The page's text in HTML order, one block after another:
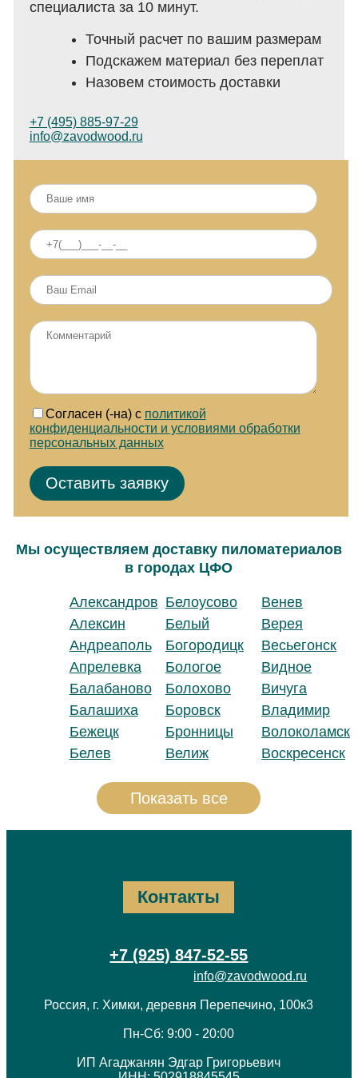
специалиста за 10 минут.
Точный расчет по вашим размерам
Подскажем материал без переплат
Назовем стоимость доставки
+7 (495) 885-97-29
info@zavodwood.ru
Согласен (-на) с политикой
конфиденциальности и условиями обработки
персональных данных
Мы осуществляем доставку пиломатериалов
в городах ЦФО
Александров
Алексин
Андреаполь
Апрелевка
Балабаново
Балашиха
Бежецк
Белев
Белоусово
Белый
Богородицк
Бологое
Болохово
Боровск
Бронницы
Велиж
Венев
Верея
Весьегонск
Видное
Вичуга
Владимир
Волоколамск
Воскресенск
Показать все
Контакты
+7 (925) 847-52-55
info@zavodwood.ru
Россия, г. Химки, деревня Перепечино, 100к3
Пн-Сб: 9:00 - 20:00
ИП Агаджанян Эдгар Григорьевич